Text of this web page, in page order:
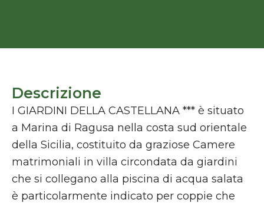
Descrizione
I GIARDINI DELLA CASTELLANA *** è situato
a Marina di Ragusa nella costa sud orientale
della Sicilia, costituito da graziose Camere
matrimoniali in villa circondata da giardini
che si collegano alla piscina di acqua salata
è particolarmente indicato per coppie che